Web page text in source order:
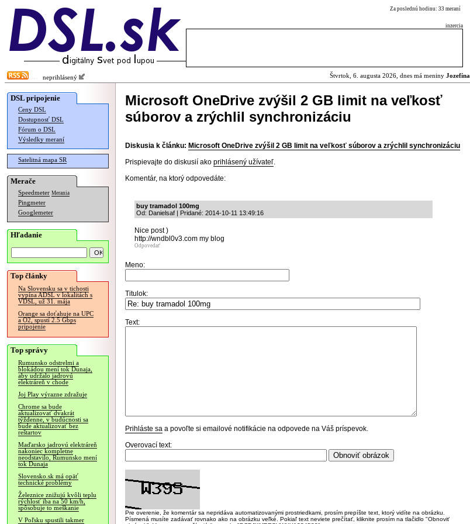
Za poslednú hodinu: 33 meraní
inzercia
neprihlásený Štvrtok, 6. augusta 2026, dnes má meniny Jozefína
DSL pripojenie
Ceny DSL
Dostupnosť DSL
Fórum o DSL
Výsledky meraní
Satelitná mapa SR
Merače
Speedmeter Merania
Pingmeter
Googlemeter
Hľadanie
Top články
Na Slovensku sa v tichosti
vypína ADSL v lokalitách s
VDSL, už 31. mája
Orange sa doťahuje na UPC
a O2, spustí 2.5 Gbps
pripojenie
Top správy
Rumunsko odstrelmi a
blokádou mení tok Dunaja,
aby udržalo jadrovú
elektráreň v chode
Joj Play výrazne zdražuje
Chrome sa bude
aktualizovať dvakrát
týždenne, v budúcnosti sa
bude aktualizovať bez
reštartov
Maďarsko jadrovú elektráreň
nakoniec kompletne
neodstavilo, Rumunsko mení
tok Dunaja
Slovensko.sk má opäť
technické problémy
Železnice znižujú kvôli teplu
rýchlosť iba na 50 km/h,
spôsobuje to meškanie
V Poľsku spustili takmer
Microsoft OneDrive zvýšil 2 GB limit na veľkosť
súborov a zrýchlil synchronizáciu
Diskusia k článku: Microsoft OneDrive zvýšil 2 GB limit na veľkosť súborov a zrýchlil synchronizáciu
Prispievajte do diskusií ako prihlásený užívateľ.
Komentár, na ktorý odpovedáte:
buy tramadol 100mg
Od: Danielsaf | Pridané: 2014-10-11 13:49:16
Nice post )
http://wndbl0v3.com my blog
Odpovedať
Meno:
Titulok:
Text:
Prihláste sa a povoľte si emailové notifikácie na odpovede na Váš príspevok.
Overovací text:
Pre overenie, že komentár sa nepridáva automatizovanými prostriedkami, prosím prepíšte text, ktorý vidíte na obrázku.
Písmená musíte zadávať rovnako ako na obrázku veľké. Pokiaľ text neviete prečítať, kliknite prosím na tlačidlo "Obnoviť